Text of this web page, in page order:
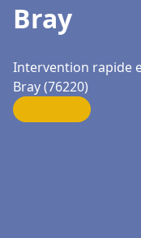
Bray
Intervention rapide
Bray (76220)